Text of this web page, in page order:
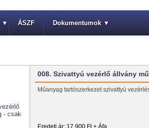
▾ ÁSZF Dokumentumok ▾
008. Szivattyú vezérlő állvány
Műanyag tartószerkezet szivattyú
Eredeti ár: 17.900 Ft + Áfa